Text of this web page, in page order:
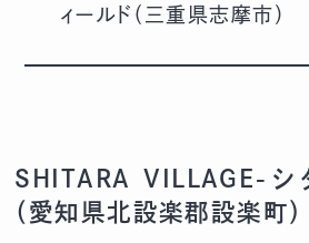
ィールド（三重県志摩市）
SHITARA VILLAGE-シ
（愛知県北設楽郡設楽町）